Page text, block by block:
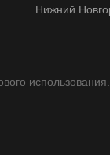
Нижний
использования.